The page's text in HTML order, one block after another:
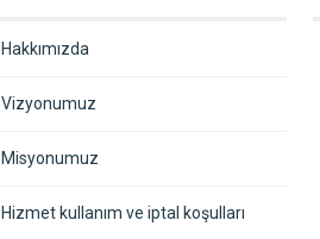
Hakkımızda
Vizyonumuz
Misyonumuz
Hizmet kullanım ve iptal koşulları